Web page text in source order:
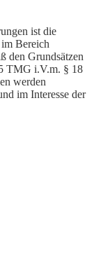
ist die
Bereich
den Grundsätzen
TMG i.V.m. § 18
werden
im Interesse der